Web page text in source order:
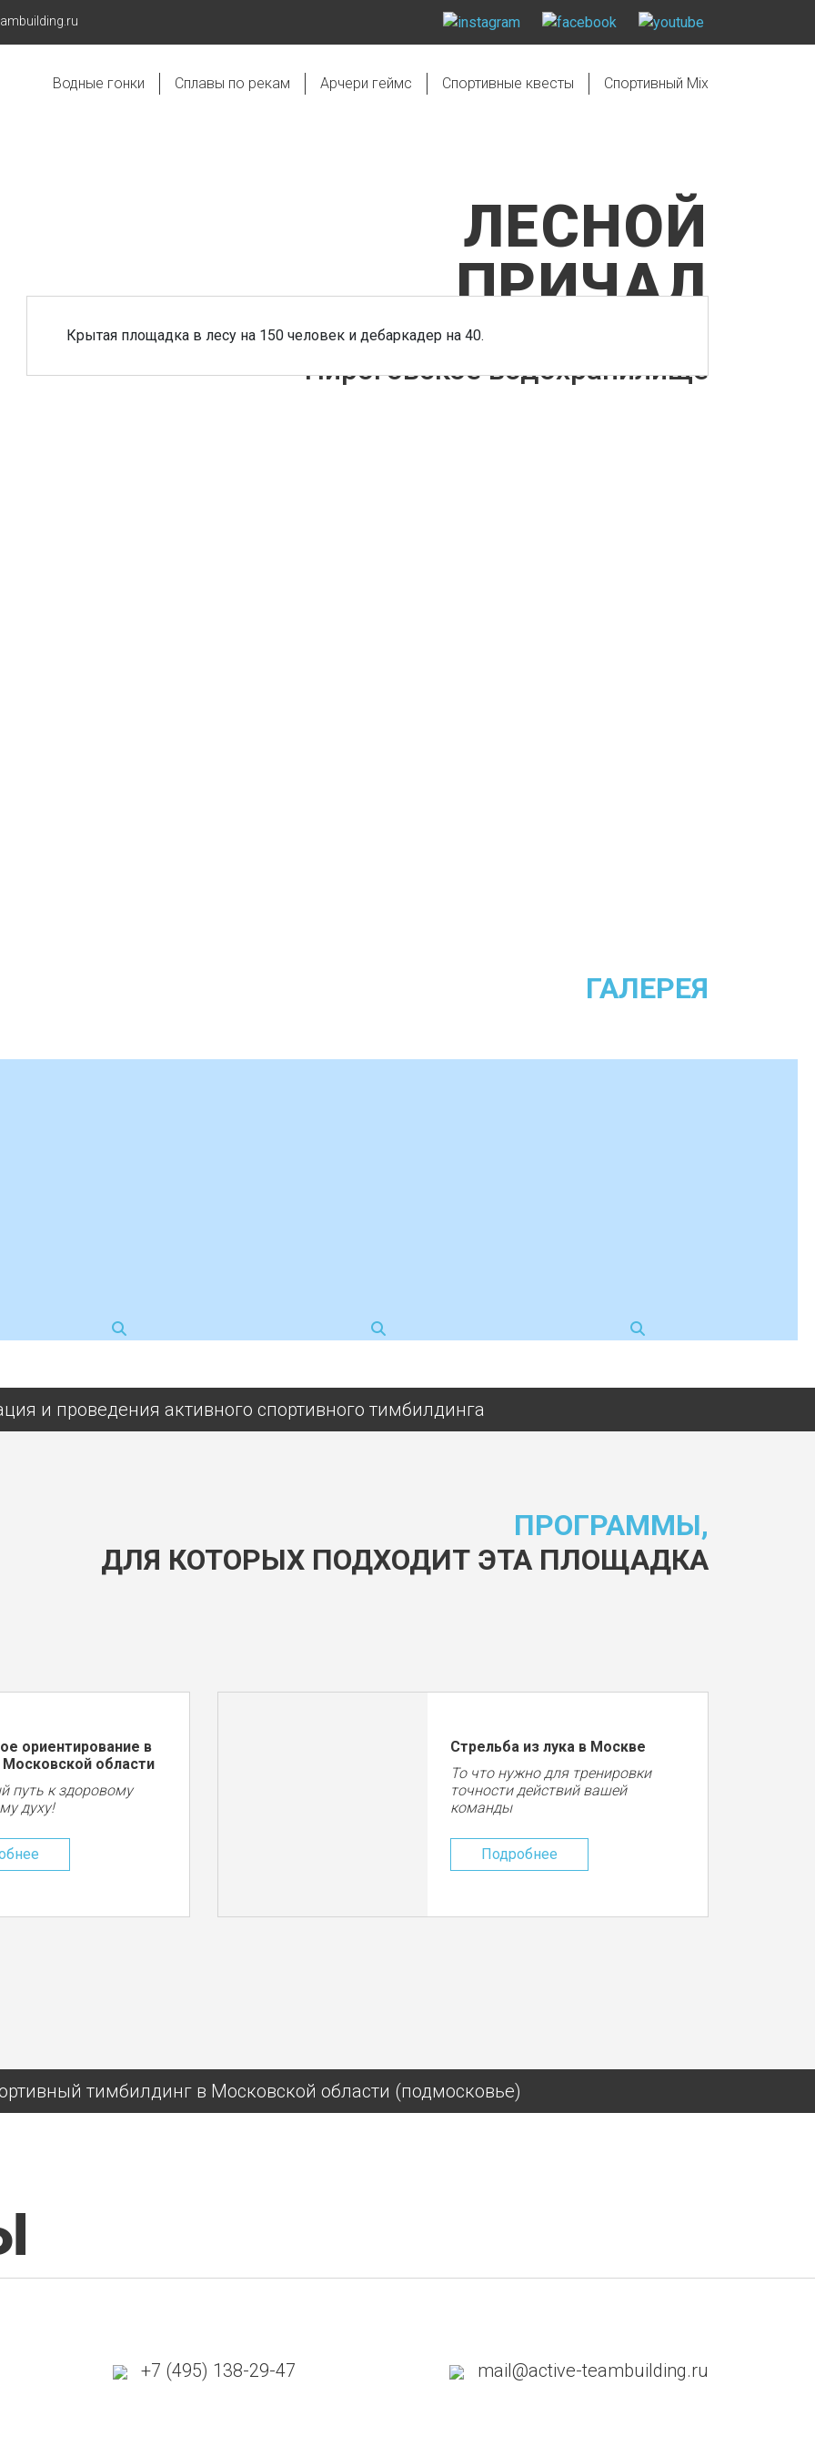
Водные гонки Сплавы по рекам Арчери геймс Спортивные квесты Спортивный Mix
ЛЕСНОЙ
ПРИЧАЛ
"Лесной причал" -
Пироговское водохранилище
Крытая площадка в лесу на 150 человек и дебаркадер на 40.
ГАЛЕРЕЯ
и проведения активного спортивного тимбилдинга
ПРОГРАММЫ,
ДЛЯ КОТОРЫХ ПОДХОДИТ ЭТА ПЛОЩАДКА
ориентирование в
области
путь к здоровому
духу!
Стрельба из лука в Москве
То что нужно для тренировки
точности действий вашей
команды
Подробнее
тимбилдинг в Московской области (подмосковье)
+7 (495) 138-29-47 mail@active-teambuilding.ru